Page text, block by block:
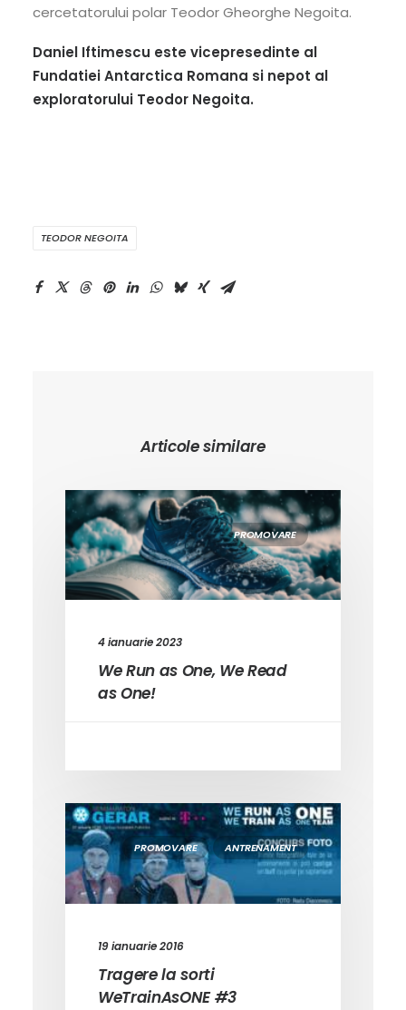
cercetatorului polar Teodor Gheorghe Negoita.
Daniel Iftimescu este vicepresedinte al
Fundatiei Antarctica Romana si nepot al
exploratorului Teodor Negoita.
TEODOR NEGOITA
Articole similare
PROMOVARE
4 ianuarie 2023
We Run as One, We Read
as One!
PROMOVARE ANTRENAMENT
19 ianuarie 2016
Tragere la sorti
WeTrainAsONE #3